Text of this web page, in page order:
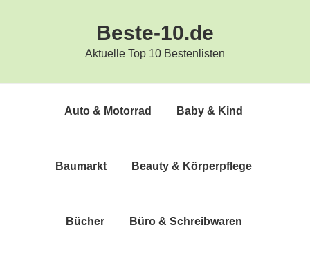
Beste-10.de
Aktuelle Top 10 Bestenlisten
Auto & Motorrad Baby & Kind
Bau­markt Beau­ty & Körperpflege
Bücher Büro & Schreibwaren